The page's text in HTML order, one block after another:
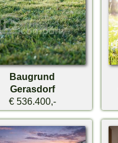
Baugrund
Gerasdorf
€ 536.400,-